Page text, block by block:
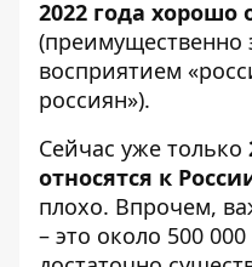
2022 года хорошо
(преимущественно
восприятием
россиян»).
Сейчас уже только
относятся к
плохо. Впрочем,
– это около 500